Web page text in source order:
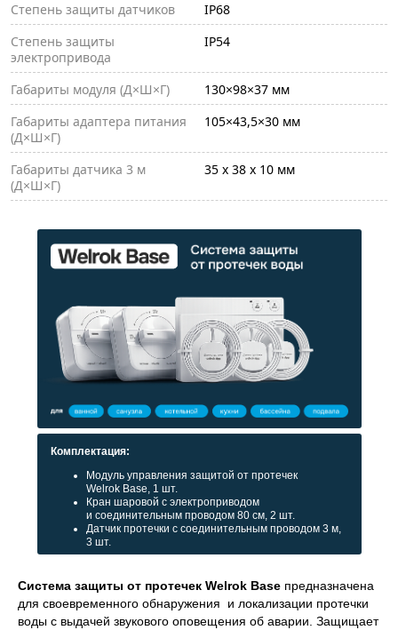
Степень защиты датчиков
IP68
Степень защиты
электропривода
IP54
Габариты модуля (Д×Ш×Г)
130×98×37 мм
Габариты адаптера питания
(Д×Ш×Г)
105×43,5×30 мм
Габариты датчика 3 м
(Д×Ш×Г)
35 х 38 х 10 мм
Комплектация:
Модуль управления защитой от протечек
Welrok Base, 1 шт.
Кран шаровой с электроприводом
и соединительным проводом 80 см, 2 шт.
Датчик протечки с соединительным проводом 3 м,
3 шт.
Система защиты от протечек Welrok Base предназначена
для своевременного обнаружения и локализации протечки
воды с выдачей звукового оповещения об аварии. Защищает